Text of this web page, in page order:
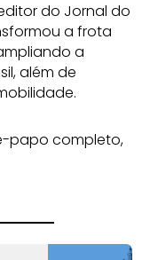
do Jornal do
a frota
a
além de
papo completo,